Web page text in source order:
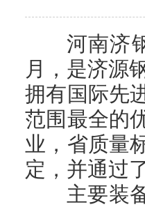
河南济
月，是济源
拥有国际先
范围最全的
业，省质量
定，并通过
主要装